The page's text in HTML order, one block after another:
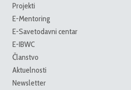
Projekti
E-Mentoring
E-Savetodavni centar
E-IBWC
Članstvo
Aktuelnosti
Newsletter